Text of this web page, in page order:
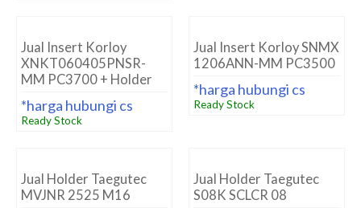
Jual Insert Korloy
XNKT060405PNSR-
MM PC3700 + Holder
*harga hubungi cs
Ready Stock
Jual Insert Korloy SNMX
1206ANN-MM PC3500
*harga hubungi cs
Ready Stock
Jual Holder Taegutec
MVJNR 2525 M16
Jual Holder Taegutec
S08K SCLCR 08